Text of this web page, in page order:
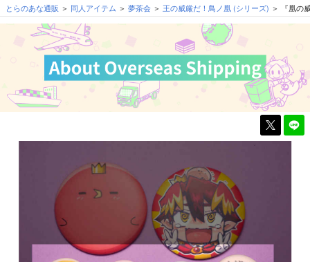
とらのあな通販 同人アイテム 夢茶会 王の威厳だ！鳥ノ凰 (シリーズ) 『凰の